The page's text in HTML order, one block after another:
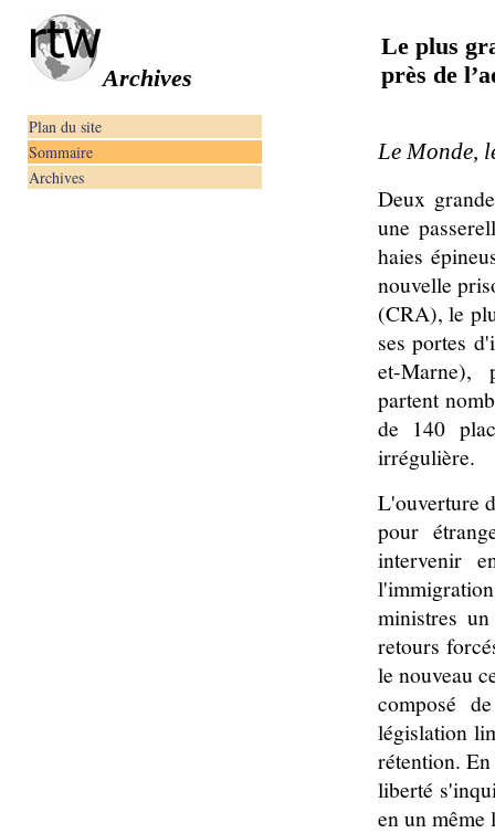
Archives
Plan du site
Sommaire
Archives
Le plus
près de
Le Monde,
Deux
une
haies
nouvelle
(CRA), le
ses portes
et-Marne),
partent
de 140
irrégulière.
L'ouverture
pour
intervenir
ministres
retours
le nouveau
composé
législation
rétention.
liberté
en un même